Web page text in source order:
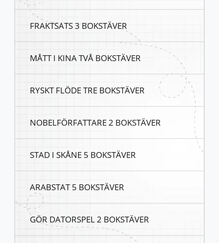
FRAKTSATS 3 BOKSTÄVER
MÅTT I KINA TVÅ BOKSTÄVER
RYSKT FLÖDE TRE BOKSTÄVER
NOBELFÖRFATTARE 2 BOKSTÄVER
STAD I SKÅNE 5 BOKSTÄVER
ARABSTAT 5 BOKSTÄVER
GÖR DATORSPEL 2 BOKSTÄVER